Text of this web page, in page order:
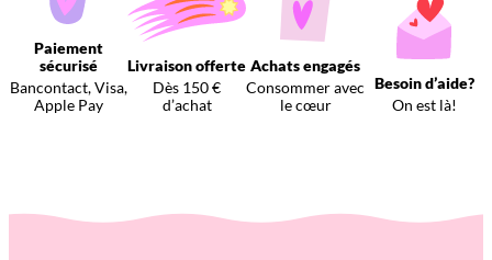
Paiement
sécurisé
Bancontact, Visa,
Apple Pay
Livraison offerte
Dès 150 €
d’achat
Achats engagés
Consommer avec
le cœur
Besoin d’aide?
On est là!